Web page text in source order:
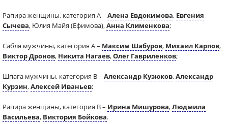
Рапира женщины, категория А – Алена Евдокимова, Евгения
Сычева, Юлия Майя (Ефимова),Анна Клименкова;
Сабля мужчины, категория А – Максим Шабуров, Михаил Карпов,
Виктор Дронов, Никита Нагаев,Олег Гавриленков;
Шпага мужчины, категория В – Александр Кузюков,Александр
Курзин,Алексей Иваньев;
Рапира женщины, категория В – Ирина Мишурова,Людмила
Васильева, Виктория Бойкова.